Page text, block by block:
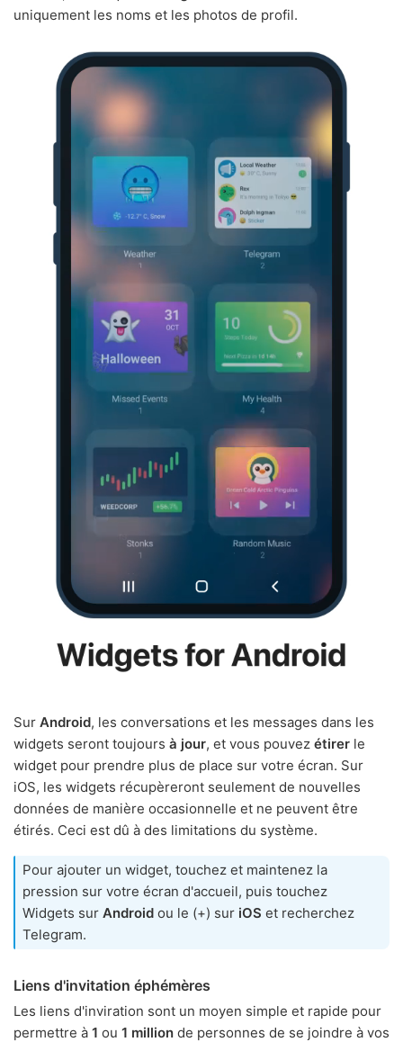
uniquement les noms et les photos de profil.
Sur Android, les conversations et les messages dans les
widgets seront toujours à jour, et vous pouvez étirer le
widget pour prendre plus de place sur votre écran. Sur
iOS, les widgets récupèreront seulement de nouvelles
données de manière occasionnelle et ne peuvent être
étirés. Ceci est dû à des limitations du système.
Pour ajouter un widget, touchez et maintenez la
pression sur votre écran d'accueil, puis touchez
Widgets sur Android ou le (+) sur iOS et recherchez
Telegram.
Liens d'invitation éphémères
Les liens d'inviration sont un moyen simple et rapide pour
permettre à 1 ou 1 million de personnes de se joindre à vos